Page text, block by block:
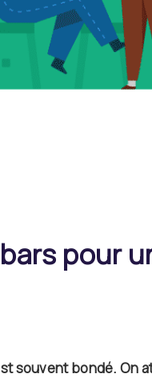
pour
souvent bondé.